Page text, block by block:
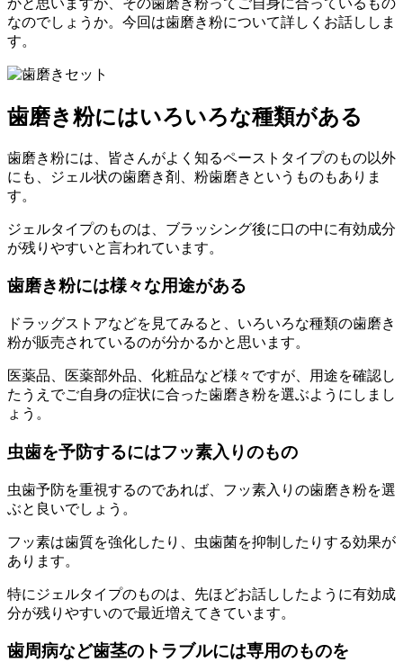
なのでしょうか。今回は歯磨き粉について詳しくお話ししま
す。
歯磨き粉にはいろいろな種類がある
歯磨き粉には、皆さんがよく知るペーストタイプのもの以外
にも、ジェル状の歯磨き剤、粉歯磨きというものもありま
す。
ジェルタイプのものは、ブラッシング後に口の中に有効成分
が残りやすいと言われています。
歯磨き粉には様々な用途がある
ドラッグストアなどを見てみると、いろいろな種類の歯磨き
粉が販売されているのが分かるかと思います。
医薬品、医薬部外品、化粧品など様々ですが、用途を確認し
たうえでご自身の症状に合った歯磨き粉を選ぶようにしまし
ょう。
虫歯を予防するにはフッ素入りのもの
虫歯予防を重視するのであれば、フッ素入りの歯磨き粉を選
ぶと良いでしょう。
フッ素は歯質を強化したり、虫歯菌を抑制したりする効果が
あります。
特にジェルタイプのものは、先ほどお話ししたように有効成
分が残りやすいので最近増えてきています。
歯周病など歯茎のトラブルには専用のものを